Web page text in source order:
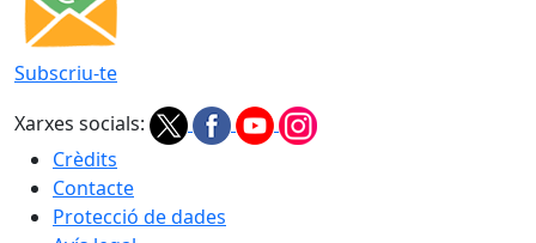
Subscriu-te
Xarxes socials:
Crèdits
Contacte
Protecció de dades